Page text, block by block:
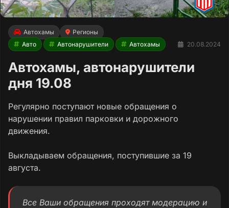
Автохамы
Регионы
Авто
Автонарушители Автохамы 20.08.2024
Автохамы, автонарушители
дня 19.08
Регулярно поступают новые обращения о
нарушении правил парковки и дорожного
движения.
Выкладываем обращения, поступившие за 19
августа.
Все Ваши обращения проходят модерацию и